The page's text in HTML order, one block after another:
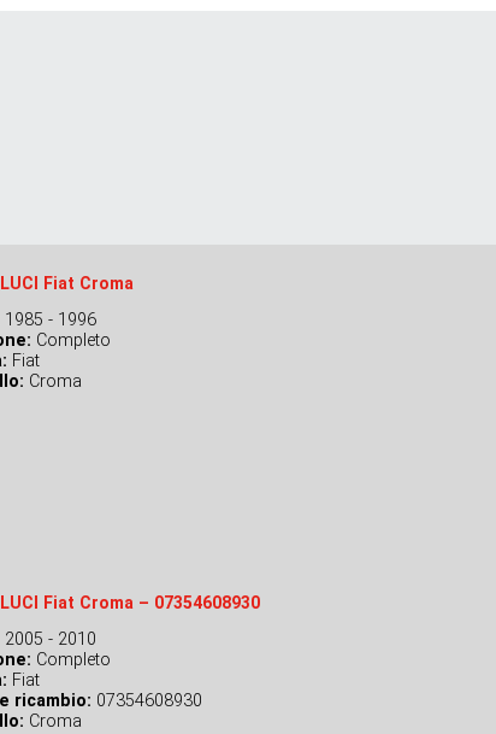
Fiat Croma
1985 - 1996
Completo
Fiat
Croma
Fiat Croma – 07354608930
2005 - 2010
Completo
Fiat
ricambio: 07354608930
Croma